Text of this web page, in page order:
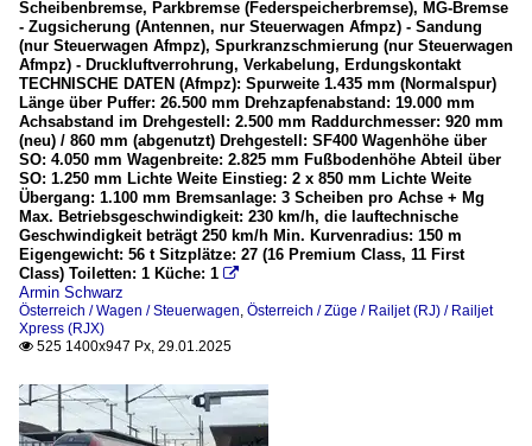
Scheibenbremse, Parkbremse (Federspeicherbremse), MG-Bremse
- Zugsicherung (Antennen, nur Steuerwagen Afmpz) - Sandung
(nur Steuerwagen Afmpz), Spurkranzschmierung (nur Steuerwagen
Afmpz) - Druckluftverrohrung, Verkabelung, Erdungskontakt
TECHNISCHE DATEN (Afmpz): Spurweite 1.435 mm (Normalspur)
Länge über Puffer: 26.500 mm Drehzapfenabstand: 19.000 mm
Achsabstand im Drehgestell: 2.500 mm Raddurchmesser: 920 mm
(neu) / 860 mm (abgenutzt) Drehgestell: SF400 Wagenhöhe über
SO: 4.050 mm Wagenbreite: 2.825 mm Fußbodenhöhe Abteil über
SO: 1.250 mm Lichte Weite Einstieg: 2 x 850 mm Lichte Weite
Übergang: 1.100 mm Bremsanlage: 3 Scheiben pro Achse + Mg
Max. Betriebsgeschwindigkeit: 230 km/h, die lauftechnische
Geschwindigkeit beträgt 250 km/h Min. Kurvenradius: 150 m
Eigengewicht: 56 t Sitzplätze: 27 (16 Premium Class, 11 First
Class) Toiletten: 1 Küche: 1 
Armin Schwarz
Österreich / Wagen / Steuerwagen, Österreich / Züge / Railjet (RJ) / Railjet
Xpress (RJX)
 525 1400x947 Px, 29.01.2025